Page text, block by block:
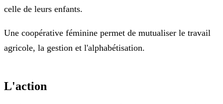
celle de leurs enfants.
Une coopérative féminine permet de mutualiser le travail
agricole, la gestion et l'alphabétisation.
L'action